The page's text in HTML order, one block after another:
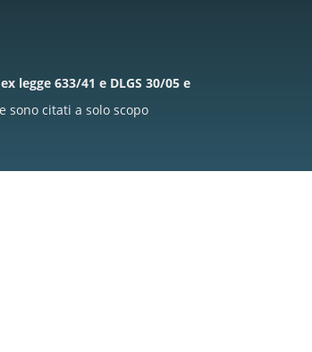
633/41 e DLGS 30/05 e
citati a solo scopo